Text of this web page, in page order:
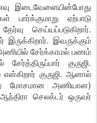
இடைவேளையின்போது
ஏற்பாடு
செய்யப்படுகிறார்.
இருக்கிறார். இவருக்கும்
சேர்க்காமல் பணம்
குருஜி.
குருஜி. ஆனால்
மோசமான அணியான)
செலக்டர் ஒருவர்